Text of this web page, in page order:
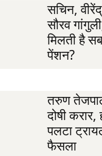
सचिन,
सौरव
मिलती है
पेंशन?
तरुण
दोषी करार,
पलटा
फैसला